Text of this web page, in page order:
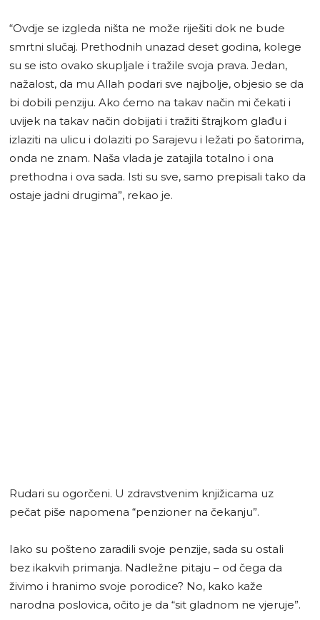
“Ovdje se izgleda ništa ne može riješiti dok ne bude
smrtni slučaj. Prethodnih unazad deset godina, kolege
su se isto ovako skupljale i tražile svoja prava. Jedan,
nažalost, da mu Allah podari sve najbolje, objesio se da
bi dobili penziju. Ako ćemo na takav način mi čekati i
uvijek na takav način dobijati i tražiti štrajkom glađu i
izlaziti na ulicu i dolaziti po Sarajevu i ležati po šatorima,
onda ne znam. Naša vlada je zatajila totalno i ona
prethodna i ova sada. Isti su sve, samo prepisali tako da
ostaje jadni drugima”, rekao je.
Rudari su ogorčeni. U zdravstvenim knjižicama uz
pečat piše napomena “penzioner na čekanju”.
Iako su pošteno zaradili svoje penzije, sada su ostali
bez ikakvih primanja. Nadležne pitaju – od čega da
živimo i hranimo svoje porodice? No, kako kaže
narodna poslovica, očito je da “sit gladnom ne vjeruje”.